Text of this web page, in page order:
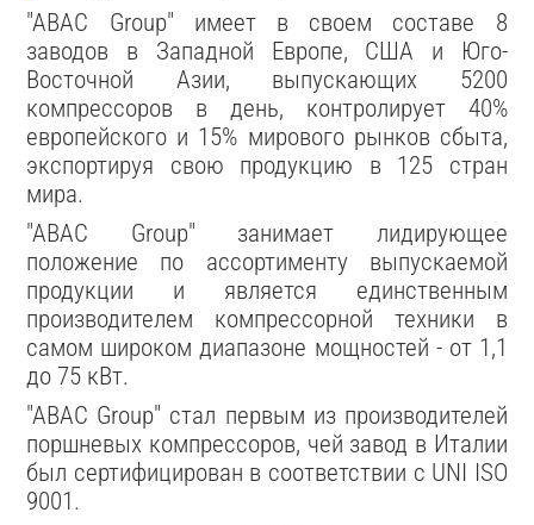
"ABAC Group" имеет в своем составе 8
заводов в Западной Европе, США и Юго-
Восточной Азии, выпускающих 5200
компрессоров в день, контролирует 40%
европейского и 15% мирового рынков сбыта,
экспортируя свою продукцию в 125 стран
мира.
"ABAC Group" занимает лидирующее
положение по ассортименту выпускаемой
продукции и является единственным
производителем компрессорной техники в
самом широком диапазоне мощностей - от 1,1
до 75 кВт.
"ABAC Group" стал первым из производителей
поршневых компрессоров, чей завод в Италии
был сертифицирован в соответствии с UNI ISO
9001.